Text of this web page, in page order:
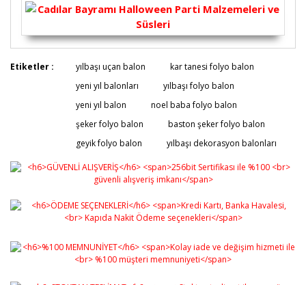
Bu ürüne ilk yorumu siz yapın!
Yorum Yaz
Bu ürünün fiyat bilgisi, resim, ürün açıklamalarında ve
formunu kullanarak tarafımıza iletebilirsiniz.
Görüş ve önerileriniz için teşekkür ederiz.
Ürün resmi kalitesiz, bozuk veya görüntülenemiyor.
Ürün bilgilerinde hatalar bulunuyor.
Bu ürüne benzer farklı alternatifler olmalı.
Etiketler : yılbaşı uçan balon
kar tanesi folyo balon
yeni yıl balonları
yılbaşı folyo balon
yeni yıl balon
noel baba folyo balon
şeker folyo balon
baston şeker folyo balon
geyik folyo balon
yılbaşı dekorasyon balonları